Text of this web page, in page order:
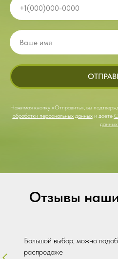
Нажимая кнопку «Отправить», вы
обработки персональных данныхи даете
данных.
Отзывы
Большой выбор, можно
распродаже